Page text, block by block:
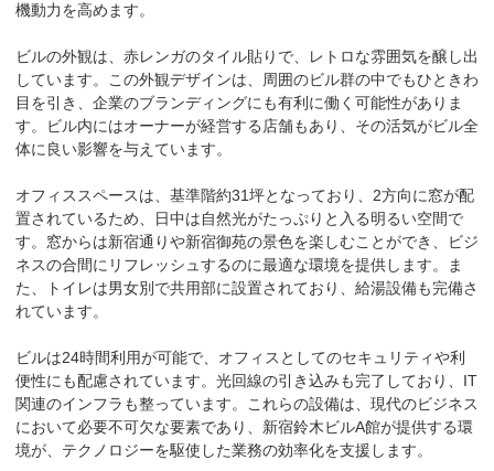
機動力を高めます。
ビルの外観は、赤レンガのタイル貼りで、レトロな雰囲気を醸し出
しています。この外観デザインは、周囲のビル群の中でもひときわ
目を引き、企業のブランディングにも有利に働く可能性がありま
す。ビル内にはオーナーが経営する店舗もあり、その活気がビル全
体に良い影響を与えています。
オフィススペースは、基準階約31坪となっており、2方向に窓が配
置されているため、日中は自然光がたっぷりと入る明るい空間で
す。窓からは新宿通りや新宿御苑の景色を楽しむことができ、ビジ
ネスの合間にリフレッシュするのに最適な環境を提供します。ま
た、トイレは男女別で共用部に設置されており、給湯設備も完備さ
れています。
ビルは24時間利用が可能で、オフィスとしてのセキュリティや利
便性にも配慮されています。光回線の引き込みも完了しており、IT
関連のインフラも整っています。これらの設備は、現代のビジネス
において必要不可欠な要素であり、新宿鈴木ビルA館が提供する環
境が、テクノロジーを駆使した業務の効率化を支援します。